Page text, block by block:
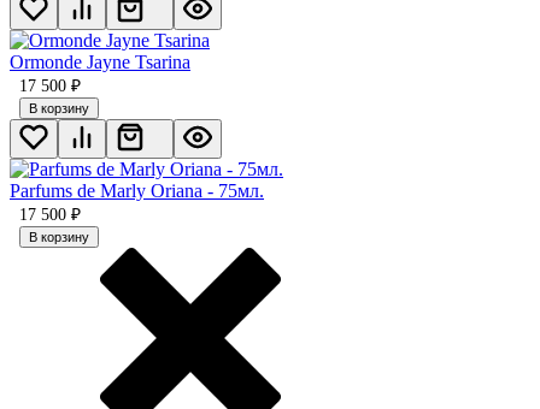
Ormonde Jayne Tsarina
17 500 ₽
В корзину
Parfums de Marly Oriana - 75мл.
17 500 ₽
В корзину